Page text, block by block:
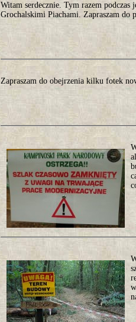
Witam serdecznie. Tym razem
Grochalskimi Piachami. Zapraszam do
Zapraszam do obejrzenia kilku fotek